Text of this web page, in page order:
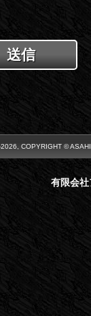
COPYRIGHT ©
有限会